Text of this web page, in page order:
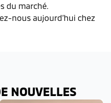
du marché.
nous aujourd’hui chez
NOUVELLES